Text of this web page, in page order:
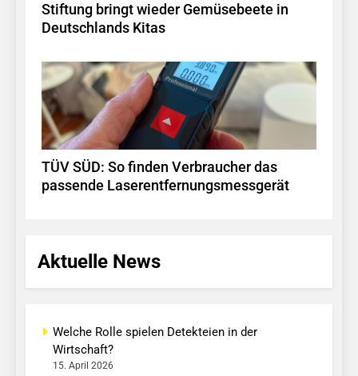
Stiftung bringt wieder Gemüsebeete in
Deutschlands Kitas
TÜV SÜD: So finden Verbraucher das
passende Laserentfernungsmessgerät
Aktuelle News
Welche Rolle spielen Detekteien in der
Wirtschaft?
15. April 2026